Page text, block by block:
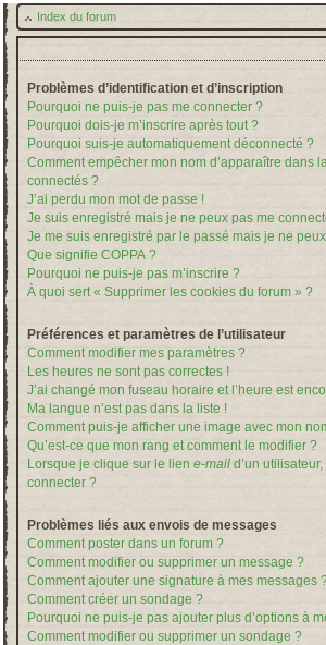
Index du forum
Problèmes d’identification et d’inscription
Pourquoi ne puis-je pas me connecter ?
Pourquoi dois-je m’inscrire après tout ?
Pourquoi suis-je automatiquement déconnecté ?
Comment empêcher mon nom d’apparaître dans
connectés ?
J’ai perdu mon mot de passe !
Je suis enregistré mais je ne peux pas me
Je me suis enregistré par le passé mais je ne
Que signifie COPPA ?
Pourquoi ne puis-je pas m’inscrire ?
À quoi sert « Supprimer les cookies du forum » ?
Préférences et paramètres de l’utilisateur
Comment modifier mes paramètres ?
Les heures ne sont pas correctes !
J’ai changé mon fuseau horaire et l’heure est
Ma langue n’est pas dans la liste !
Comment puis-je afficher une image avec mon
Qu’est-ce que mon rang et comment le modifier ?
Lorsque je clique sur le lien e-mail d’un
connecter ?
Problèmes liés aux envois de messages
Comment poster dans un forum ?
Comment modifier ou supprimer un message ?
Comment ajouter une signature à mes messages
Comment créer un sondage ?
Pourquoi ne puis-je pas ajouter plus d’options à
Comment modifier ou supprimer un sondage ?